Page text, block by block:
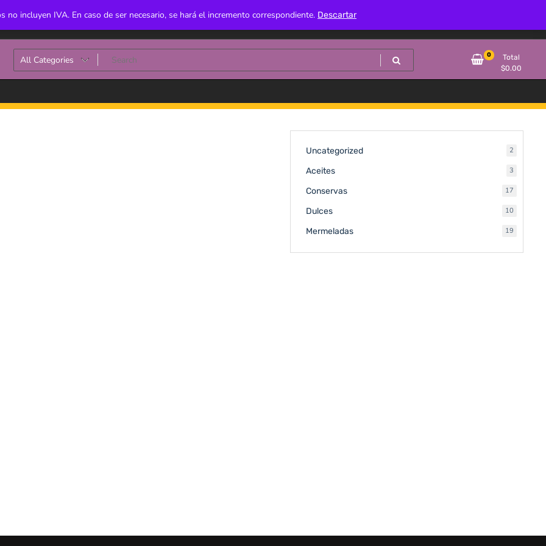
no incluyen IVA. En caso de ser necesario, se hará el incremento correspondiente. Descartar
0
Total
$0.00
Uncategorized 22
Aceites 33
Conservas 1717
Dulces 1010
Mermeladas 1919